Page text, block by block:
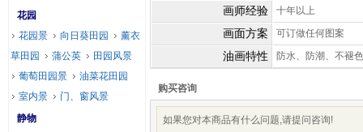
画师经验 十年以上
画面方案 可订做任何图案
油画特性 防水、防潮、不褪色
购买咨询
如果您对本商品有什么问题,请提问咨询!
花园
花园景
向日葵田园
薰衣
草田园
蒲公英
田园风景
葡萄田园景
油菜花田园
室内景
门、窗风景
静物